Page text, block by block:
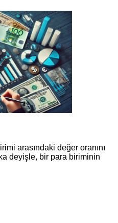
arasındaki değer oranını
deyişle, bir para biriminin